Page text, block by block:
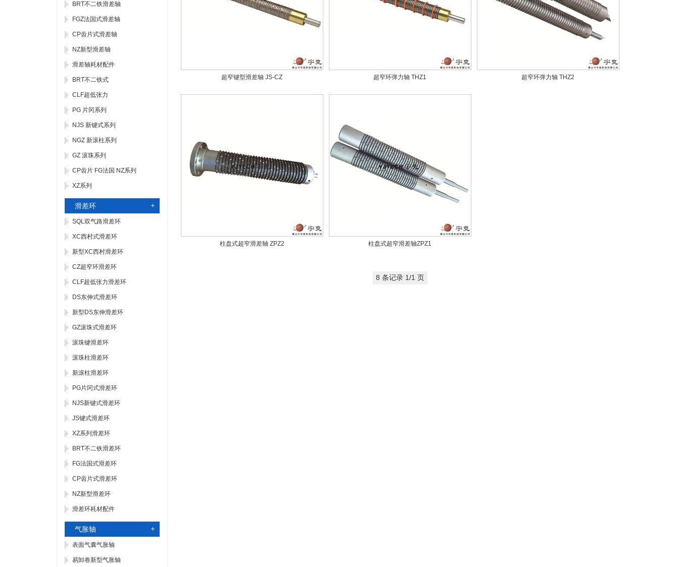
BRT不二铁滑差轴
FGZ法国式滑差轴
CP齿片式滑差轴
NZ新型滑差轴
滑差轴耗材配件
BRT不二铁式
CLF超低张力
PG 片冈系列
NJS 新键式系列
NGZ 新滚柱系列
GZ 滚珠系列
CP齿片 FG法国 NZ系列
XZ系列
滑差环
SQL双气路滑差环
XC西村式滑差环
新型XC西村滑差环
CZ超窄环滑差环
CLF超低张力滑差环
DS东伸式滑差环
新型DS东伸滑差环
GZ滚珠式滑差环
滚珠键滑差环
滚珠柱滑差环
新滚柱滑差环
PG片冈式滑差环
NJS新键式滑差环
JS键式滑差环
XZ系列滑差环
BRT不二铁滑差环
FG法国式滑差环
CP齿片式滑差环
NZ新型滑差环
滑差环耗材配件
气胀轴
表面气囊气胀轴
易卸卷新型气胀轴
超窄键型滑差轴 JS-CZ 超窄环弹力轴 THZ1 超窄环弹力轴 THZ2
柱盘式超窄滑差轴 ZPZ2 柱盘式超窄滑差轴ZPZ1
8 条记录 1/1 页